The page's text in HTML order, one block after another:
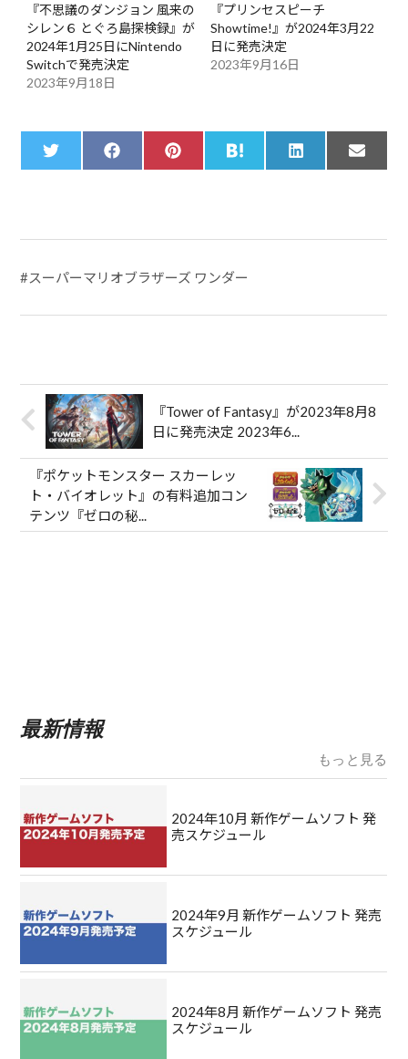
『不思議のダンジョン 風来の
シレン６ とぐろ島探検録』が
2024年1月25日にNintendo
Switchで発売決定
2023年9月18日
『プリンセスピーチ
Showtime!』が2024年3月22
日に発売決定
2023年9月16日
Share
on
w
r
Share
on
F
a
o
Share
on
P
i
e
Share
on
H
a
Share
on
L
i
I
Share
on
E
m
#スーパーマリオブラザーズ ワンダー
『Tower of Fantasy』が2023年8月8
日に発売決定 2023年6...
『ポケットモンスター スカーレッ
ト・バイオレット』の有料追加コン
テンツ『ゼロの秘...
最新情報
もっと見る
2024年10月 新作ゲームソフト 発
売スケジュール
2024年9月 新作ゲームソフト 発売
スケジュール
2024年8月 新作ゲームソフト 発売
スケジュール